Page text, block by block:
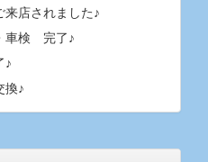
来店されました♪
車検 完了♪
♪
換♪